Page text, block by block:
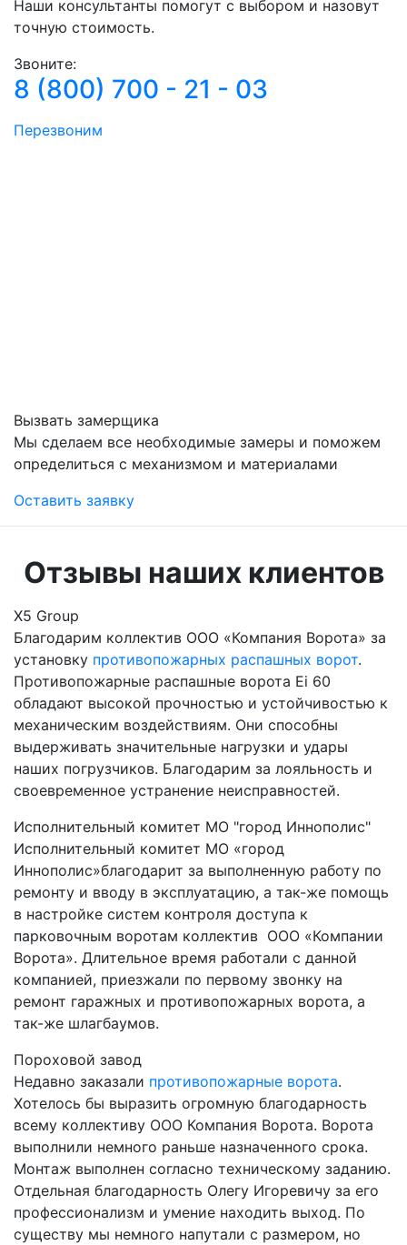
Наши консультанты помогут с выбором и назовут
точную стоимость.
Звоните:
8 (800) 700 - 21 - 03
Перезвоним
Вызвать замерщика
Мы сделаем все необходимые замеры и поможем
определиться с механизмом и материалами
Оставить заявку
Отзывы наших клиентов
Х5 Group
Благодарим коллектив ООО «Компания Ворота» за
установку противопожарных распашных ворот.
Противопожарные распашные ворота Ei 60
обладают высокой прочностью и устойчивостью к
механическим воздействиям. Они способны
выдерживать значительные нагрузки и удары
наших погрузчиков. Благодарим за лояльность и
своевременное устранение неисправностей.
Исполнительный комитет МО "город Иннополис"
Исполнительный комитет МО «город
Иннополис»благодарит за выполненную работу по
ремонту и вводу в эксплуатацию, а так-же помощь
в настройке систем контроля доступа к
парковочным воротам коллектив ООО «Компании
Ворота». Длительное время работали с данной
компанией, приезжали по первому звонку на
ремонт гаражных и противопожарных ворота, а
так-же шлагбаумов.
Пороховой завод
Недавно заказали противопожарные ворота.
Хотелось бы выразить огромную благодарность
всему коллективу ООО Компания Ворота. Ворота
выполнили немного раньше назначенного срока.
Монтаж выполнен согласно техническому заданию.
Отдельная благодарность Олегу Игоревичу за его
профессионализм и умение находить выход. По
существу мы немного напутали с размером, но